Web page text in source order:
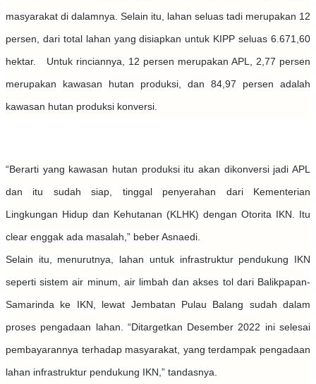
masyarakat di dalamnya. Selain itu, lahan seluas tadi merupakan 12
persen, dari total lahan yang disiapkan untuk KIPP seluas 6.671,60
hektar. Untuk rinciannya, 12 persen merupakan APL, 2,77 persen
merupakan kawasan hutan produksi, dan 84,97 persen adalah
kawasan hutan produksi konversi.
“Berarti yang kawasan hutan produksi itu akan dikonversi jadi APL
dan itu sudah siap, tinggal penyerahan dari Kementerian
Lingkungan Hidup dan Kehutanan (KLHK) dengan Otorita IKN. Itu
clear enggak ada masalah,” beber Asnaedi.
Selain itu, menurutnya, lahan untuk infrastruktur pendukung IKN
seperti sistem air minum, air limbah dan akses tol dari Balikpapan-
Samarinda ke IKN, lewat Jembatan Pulau Balang sudah dalam
proses pengadaan lahan. “Ditargetkan Desember 2022 ini selesai
pembayarannya terhadap masyarakat, yang terdampak pengadaan
lahan infrastruktur pendukung IKN,” tandasnya.